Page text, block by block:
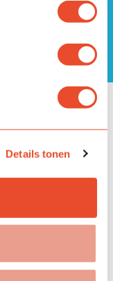
Details tonen